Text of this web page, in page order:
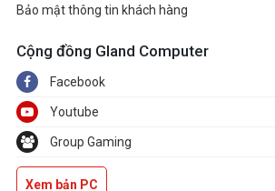
Bảo mật thông tin khách hàng
Cộng đồng Gland Computer
Facebook
Youtube
Group Gaming
Xem bản PC